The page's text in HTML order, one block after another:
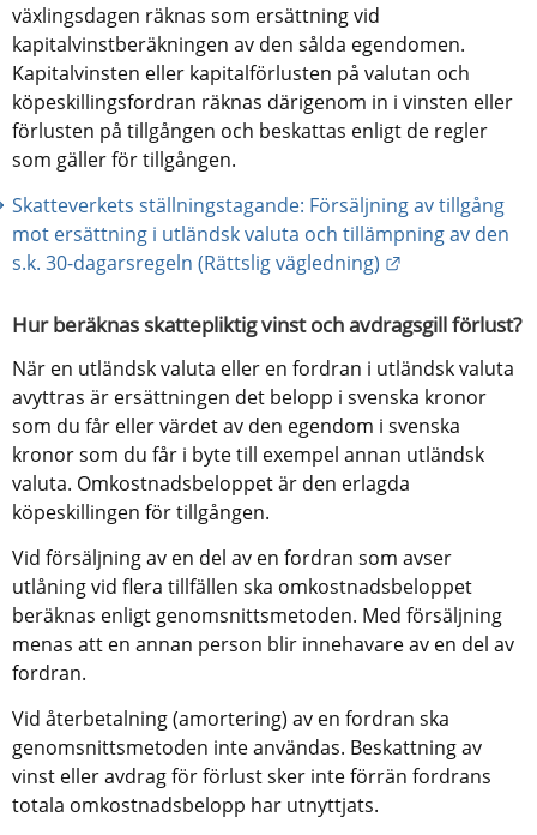
växlingsdagen räknas som ersättning vid
kapitalvinstberäkningen av den sålda egendomen.
Kapitalvinsten eller kapitalförlusten på valutan och
köpeskillingsfordran räknas därigenom in i vinsten eller
förlusten på tillgången och beskattas enligt de regler
som gäller för tillgången.
Skatteverkets ställningstagande: Försäljning av tillgång
mot ersättning i utländsk valuta och tillämpning av den
s.k. 30-dagarsregeln (Rättslig vägledning)
Hur beräknas skattepliktig vinst och avdragsgill förlust?
När en utländsk valuta eller en fordran i utländsk valuta
avyttras är ersättningen det belopp i svenska kronor
som du får eller värdet av den egendom i svenska
kronor som du får i byte till exempel annan utländsk
valuta. Omkostnadsbeloppet är den erlagda
köpeskillingen för tillgången.
Vid försäljning av en del av en fordran som avser
utlåning vid flera tillfällen ska omkostnadsbeloppet
beräknas enligt genomsnittsmetoden. Med försäljning
menas att en annan person blir innehavare av en del av
fordran.
Vid återbetalning (amortering) av en fordran ska
genomsnittsmetoden inte användas. Beskattning av
vinst eller avdrag för förlust sker inte förrän fordrans
totala omkostnadsbelopp har utnyttjats.